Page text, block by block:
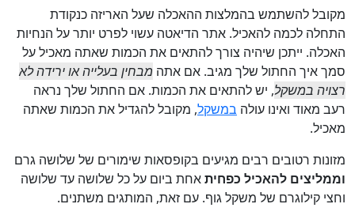
מקובל להשתמש בהמלצות ההאכלה שעל האריזה כנקודת
התחלה לכמה להאכיל. אתר הדיאטה עשוי לפרט יותר על הנחיות
האכלה. ייתכן שיהיה צורך להתאים את הכמות שאתה מאכיל על
סמך איך החתול שלך מגיב. אם אתה מבחין בעלייה או ירידה לא
רצויה במשקל, יש להתאים את הכמות. אם החתול שלך נראה
רעב מאוד ואינו עולה במשקל, מקובל להגדיל את הכמות שאתה
מאכיל.
מזונות רטובים רבים מגיעים בקופסאות שימורים של שלושה גרם
וממליצים להאכיל כפחיתאחת ביום על כל שלושה עד שלושה
וחצי קילוגרם של משקל גוף. עם זאת, המותגים משתנים.